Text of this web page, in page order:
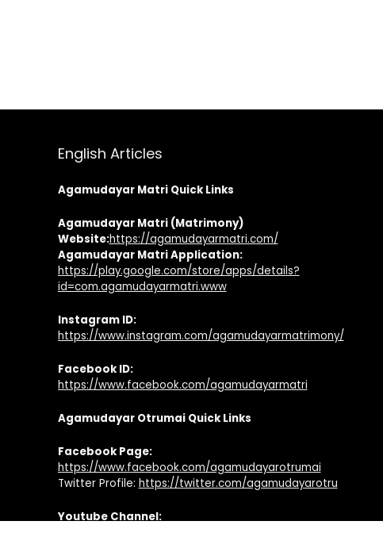
English Articles
Agamudayar Matri Quick Links
Agamudayar Matri (Matrimony)
Website:https://agamudayarmatri.com/
Agamudayar Matri Application:
https://play.google.com/store/apps/details?
id=com.agamudayarmatri.www
Instagram ID:
https://www.instagram.com/agamudayarmatrimony/
Facebook ID:
https://www.facebook.com/agamudayarmatri
Agamudayar Otrumai Quick Links
Facebook Page:
https://www.facebook.com/agamudayarotrumai
Twitter Profile: https://twitter.com/agamudayarotru
Youtube Channel: